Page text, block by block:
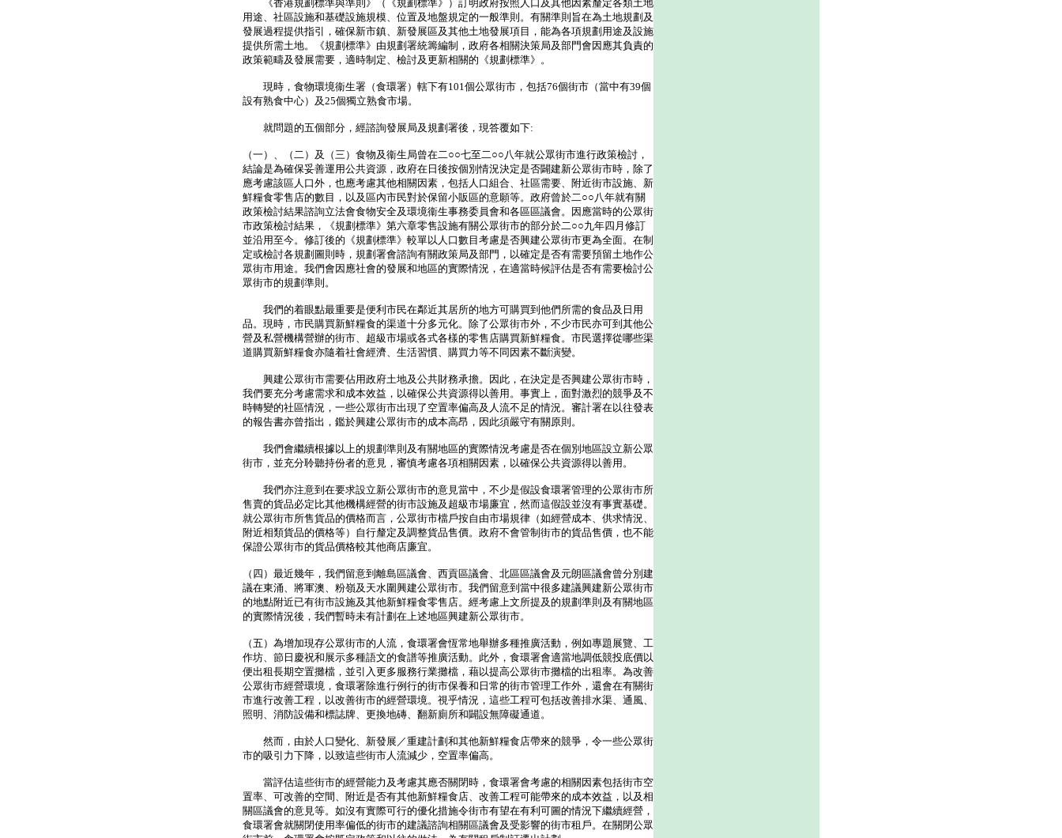
《香港規劃標準與準則》（《規劃標準》）訂明政府按照人口及其他因素釐定各類土地
用途、社區設施和基礎設施規模、位置及地盤規定的一般準則。有關準則旨在為土地規劃及
發展過程提供指引，確保新市鎮、新發展區及其他土地發展項目，能為各項規劃用途及設施
提供所需土地。《規劃標準》由規劃署統籌編制，政府各相關決策局及部門會因應其負責的
政策範疇及發展需要，適時制定、檢討及更新相關的《規劃標準》。
現時，食物環境衞生署（食環署）轄下有101個公眾街市，包括76個街市（當中有39個
設有熟食中心）及25個獨立熟食市場。
就問題的五個部分，經諮詢發展局及規劃署後，現答覆如下:
（一）、（二）及（三）食物及衞生局曾在二○○七至二○○八年就公眾街市進行政策檢討，
結論是為確保妥善運用公共資源，政府在日後按個別情況決定是否闢建新公眾街市時，除了
應考慮該區人口外，也應考慮其他相關因素，包括人口組合、社區需要、附近街市設施、新
鮮糧食零售店的數目，以及區內市民對於保留小販區的意願等。政府曾於二○○八年就有關
政策檢討結果諮詢立法會食物安全及環境衞生事務委員會和各區區議會。因應當時的公眾街
市政策檢討結果，《規劃標準》第六章零售設施有關公眾街市的部分於二○○九年四月修訂
並沿用至今。修訂後的《規劃標準》較單以人口數目考慮是否興建公眾街市更為全面。在制
定或檢討各規劃圖則時，規劃署會諮詢有關政策局及部門，以確定是否有需要預留土地作公
眾街市用途。我們會因應社會的發展和地區的實際情況，在適當時候評估是否有需要檢討公
眾街市的規劃準則。
我們的着眼點最重要是便利市民在鄰近其居所的地方可購買到他們所需的食品及日用
品。現時，市民購買新鮮糧食的渠道十分多元化。除了公眾街市外，不少市民亦可到其他公
營及私營機構營辦的街市、超級市場或各式各樣的零售店購買新鮮糧食。市民選擇從哪些渠
道購買新鮮糧食亦隨着社會經濟、生活習慣、購買力等不同因素不斷演變。
興建公眾街市需要佔用政府土地及公共財務承擔。因此，在決定是否興建公眾街市時，
我們要充分考慮需求和成本效益，以確保公共資源得以善用。事實上，面對激烈的競爭及不
時轉變的社區情況，一些公眾街市出現了空置率偏高及人流不足的情況。審計署在以往發表
的報告書亦曾指出，鑑於興建公眾街市的成本高昂，因此須嚴守有關原則。
我們會繼續根據以上的規劃準則及有關地區的實際情況考慮是否在個別地區設立新公眾
街市，並充分聆聽持份者的意見，審慎考慮各項相關因素，以確保公共資源得以善用。
我們亦注意到在要求設立新公眾街市的意見當中，不少是假設食環署管理的公眾街市所
售賣的貨品必定比其他機構經營的街市設施及超級市場廉宜，然而這假設並沒有事實基礎。
就公眾街市所售貨品的價格而言，公眾街市檔戶按自由市場規律（如經營成本、供求情況、
附近相類貨品的價格等）自行釐定及調整貨品售價。政府不會管制街市的貨品售價，也不能
保證公眾街市的貨品價格較其他商店廉宜。
（四）最近幾年，我們留意到離島區議會、西貢區議會、北區區議會及元朗區議會曾分別建
議在東涌、將軍澳、粉嶺及天水圍興建公眾街市。我們留意到當中很多建議興建新公眾街市
的地點附近已有街市設施及其他新鮮糧食零售店。經考慮上文所提及的規劃準則及有關地區
的實際情況後，我們暫時未有計劃在上述地區興建新公眾街市。
（五）為增加現存公眾街市的人流，食環署會恆常地舉辦多種推廣活動，例如專題展覽、工
作坊、節日慶祝和展示多種語文的食譜等推廣活動。此外，食環署會適當地調低競投底價以
便出租長期空置攤檔，並引入更多服務行業攤檔，藉以提高公眾街市攤檔的出租率。為改善
公眾街市經營環境，食環署除進行例行的街市保養和日常的街市管理工作外，還會在有關街
市進行改善工程，以改善街市的經營環境。視乎情況，這些工程可包括改善排水渠、通風、
照明、消防設備和標誌牌、更換地磚、翻新廁所和闢設無障礙通道。
然而，由於人口變化、新發展／重建計劃和其他新鮮糧食店帶來的競爭，令一些公眾街
市的吸引力下降，以致這些街市人流減少，空置率偏高。
當評估這些街市的經營能力及考慮其應否關閉時，食環署會考慮的相關因素包括街市空
置率、可改善的空間、附近是否有其他新鮮糧食店、改善工程可能帶來的成本效益，以及相
關區議會的意見等。如沒有實際可行的優化措施令街市有望在有利可圖的情況下繼續經營，
食環署會就關閉使用率偏低的街市的建議諮詢相關區議會及受影響的街市租戶。在關閉公眾